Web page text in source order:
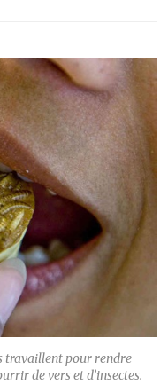
travaillent pour rendre
de vers et d’insectes.